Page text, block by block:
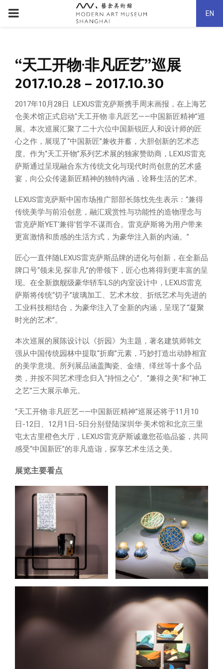
PRIMARY
EN
“天工开物·非凡匠艺”巡展
2017.10.28 – 2017.10.30
2017年10月28日 LEXUS雷克萨斯携手周末画报，在上海艺
仓美术馆正式启动“天工开物·非凡匠艺——中国新匠精神”巡
展。本次巡展汇聚了二十六位中国新锐匠人和设计师的匠
心之作，展现了“中国新匠”兼收并蓄，大胆创新的艺术态
度。作为“天工开物”系列艺术展的独家赞助商，LEXUS雷克
萨斯通过呈现融合东方传统文化与现代时尚创意的艺术盛
宴，向公众传递新匠精神的独特内涵，诠释生活的艺术。
LEXUS雷克萨斯中国市场推广部部长陈忱先生表示：“兼得
传统美学与前沿创意，融汇观赏性与功能性的造物理念与
雷克萨斯YET‘兼得’哲学不谋而合。雷克萨斯将为用户带来
更富激情和质感的生活方式，为豪华注入新的内涵。”
匠心一直伴随LEXUS雷克萨斯品牌的进化与创新，在全新品
牌口号“领未见·探非凡”的带领下，匠心也将得到更丰富的呈
现。在全新旗舰级豪华轿车LS的内室设计中，LEXUS雷克
萨斯将传统“切子”玻璃加工、艺术木纹、折纸艺术与先进的
工业科技相结合，为豪华注入了全新的内涵，呈现了“凝聚
时光的艺术”。
本次巡展的展陈设计以《折园》为主题，著名建筑师韩文
强从中国传统园林中提取“折廊”元素，巧妙打造出动静相宜
的美学意境。所列展品涵盖陶瓷、金缮、缂丝等十多个品
类，并按不同艺术理念归入“持恒之心”、“兼得之美”和“神工
之艺”三大展示单元。
“天工开物·非凡匠艺——中国新匠精神”巡展还将于11月10
日-12日、12月1日-5日分别登陆深圳华·美术馆和北京三里
屯太古里橙色大厅，LEXUS雷克萨斯诚邀您莅临品鉴，共同
感受“中国新匠”的非凡造诣，探享艺术生活之美。
展览主要看点